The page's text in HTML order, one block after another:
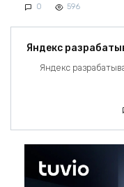
0 596
Яндекс
Яндекс